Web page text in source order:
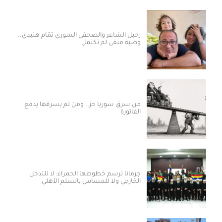
رحيل الشاعر والصحفي السوري تمّام هنيدي..
وصية منفى لم تكتمل
من سرق سوريا حرّ.. ومن لم يسرقها يدفع
الفاتورة
جرمانا ترسم خطوطها الحمراء: لا للتدخل
الخارجي ولا للمساس بالسلم الأهلي